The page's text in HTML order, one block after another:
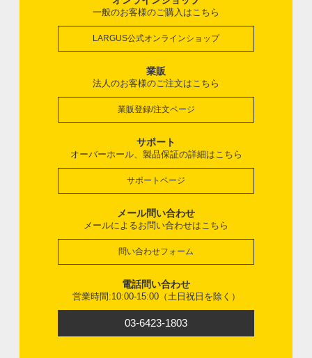
一般のお客様のご購入はこちら
LARGUS公式オンラインショップ
業販
法人のお客様のご注文はこちら
業販登録/注文ページ
サポート
オーバーホール、製品保証の詳細はこちら
サポートページ
メール問い合わせ
メールによるお問い合わせはこちら
問い合わせフォーム
電話問い合わせ
営業時間:10:00-15:00（土日祝日を除く）
03-6423-1803